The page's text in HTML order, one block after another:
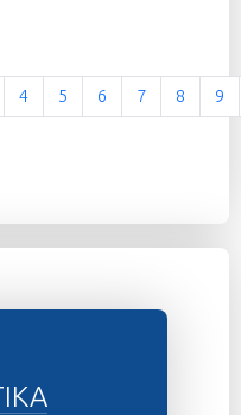
4 5 6 7 8 9